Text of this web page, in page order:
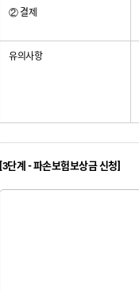
② 결제
유의사항
[3단계 - 파손보험보상금 신청]